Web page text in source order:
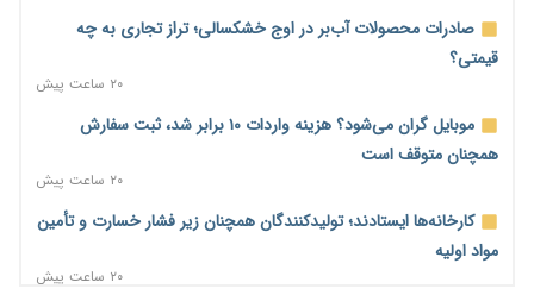
صادرات محصولات آب‌بر در اوج خشکسالی؛ تراز تجاری به چه
قیمتی؟
۲۰ ساعت پیش
موبایل گران می‌شود؟ هزینه واردات ۱۰ برابر شد، ثبت سفارش
همچنان متوقف است
۲۰ ساعت پیش
کارخانه‌ها ایستادند؛ تولیدکنندگان همچنان زیر فشار خسارت و تأمین
مواد اولیه
۲۰ ساعت پیش